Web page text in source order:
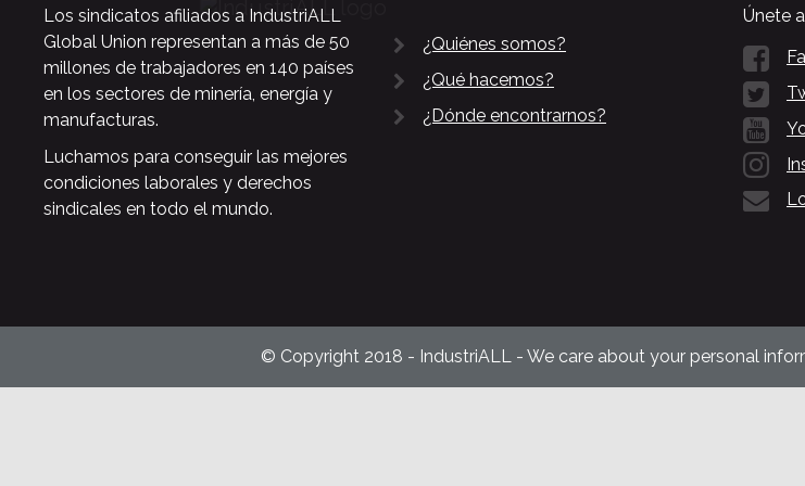
Los sindicatos afiliados a IndustriALL
Global Union representan a más de 50
millones de trabajadores en 140 países
en los sectores de minería, energía y
manufacturas.
Luchamos para conseguir las mejores
condiciones laborales y derechos
sindicales en todo el mundo.
¿Quiénes somos?
¿Qué hacemos?
¿Dónde encontrarnos?
Únete
© Copyright 2018 - IndustriALL - We care about your personal